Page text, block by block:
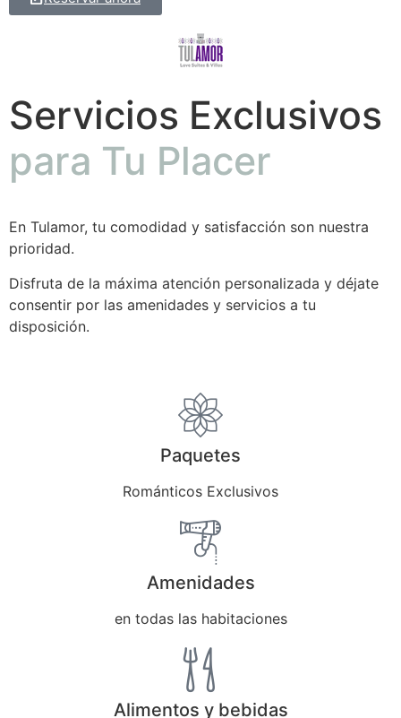
Servicios Exclusivos
para Tu Placer
En Tulamor, tu comodidad y satisfacción son nuestra
prioridad.
Disfruta de la máxima atención personalizada y déjate
consentir por las amenidades y servicios a tu
disposición.
Paquetes
Románticos Exclusivos
Amenidades
en todas las habitaciones
Alimentos y bebidas